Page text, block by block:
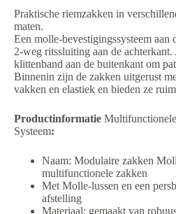
Praktische riemzakken in
maten.
Een molle-bevestigingssysteem aan
2-weg ritssluiting aan de
klittenband aan de buitenkant om
Binnenin zijn de zakken uitgerust
vakken en elastiek en bieden ze
Productinformatie
Systeem:
Naam: Modulaire zakken
multifunctionele zakken
Met Molle-lussen en een
afstelling
Materiaal: gemaakt van